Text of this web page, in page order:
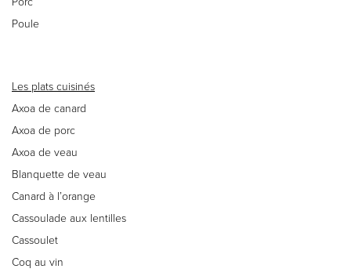
Poule
Les plats cuisinés
Axoa de canard
Axoa de porc
Axoa de veau
Blanquette de veau
Canard à l’orange
Cassoulade aux lentilles
Cassoulet
Coq au vin